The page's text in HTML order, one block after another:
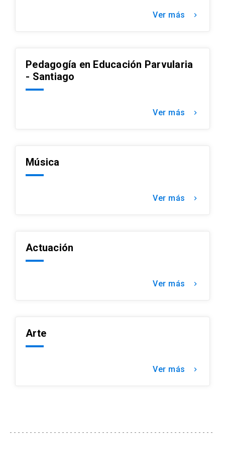
Ver más keyboard_arrow_right
Pedagogía en Educación Parvularia
- Santiago
Ver más keyboard_arrow_right
Música
Ver más keyboard_arrow_right
Actuación
Ver más keyboard_arrow_right
Arte
Ver más keyboard_arrow_right